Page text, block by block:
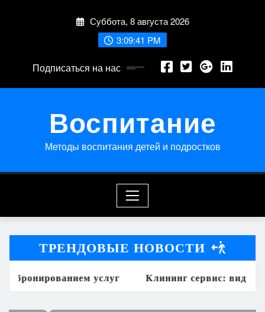
Суббота, 8 августа 2026
3:09:42 PM
Подписаться на нас
Воспитание
Методы воспитания детей и подростков
ТРЕНДОВЫЕ НОВОСТИ
Клининг сервис: виды профессиональной